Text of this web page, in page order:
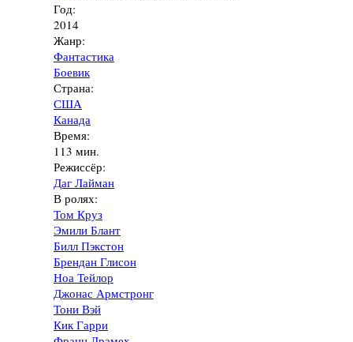
Год:
2014
Жанр:
Фантастика
Боевик
Страна:
США
Канада
Время:
113 мин.
Режиссёр:
Даг Лайман
В ролях:
Том Круз
Эмили Блант
Билл Пэкстон
Брендан Глисон
Ноа Тейлор
Джонас Армстронг
Тони Вэй
Кик Гарри